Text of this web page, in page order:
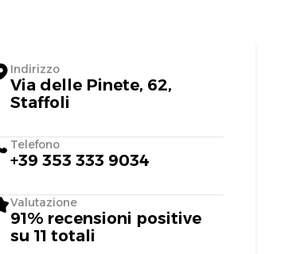
Indirizzo
Via delle Pinete, 62,
Staffoli
Telefono
+39 353 333 9034
Valutazione
91% recensioni positive
su 11 totali